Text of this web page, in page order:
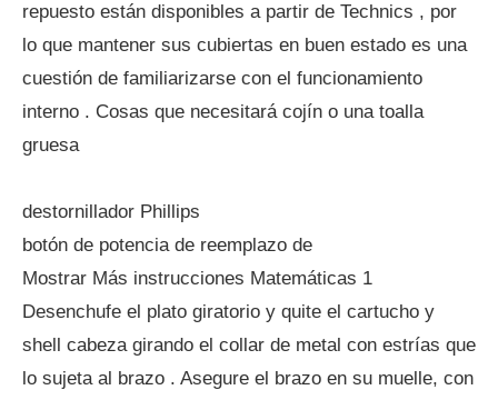
repuesto están disponibles a partir de Technics , por
lo que mantener sus cubiertas en buen estado es una
cuestión de familiarizarse con el funcionamiento
interno . Cosas que necesitará cojín o una toalla
gruesa
destornillador Phillips
botón de potencia de reemplazo de
Mostrar Más instrucciones Matemáticas 1
Desenchufe el plato giratorio y quite el cartucho y
shell cabeza girando el collar de metal con estrías que
lo sujeta al brazo . Asegure el brazo en su muelle, con